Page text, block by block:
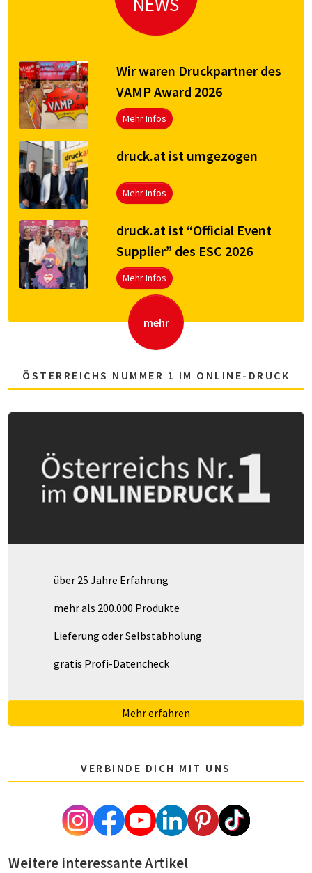
Wir waren Druckpartner des
VAMP Award 2026
Mehr Infos
druck.at ist umgezogen
Mehr Infos
druck.at ist “Official Event
Supplier” des ESC 2026
Mehr Infos
mehr
ÖSTERREICHS NUMMER 1 IM ONLINE-DRUCK
über 25 Jahre Erfahrung
mehr als 200.000 Produkte
Lieferung oder Selbstabholung
gratis Profi-Datencheck
Mehr erfahren
VERBINDE DICH MIT UNS
Weitere interessante Artikel